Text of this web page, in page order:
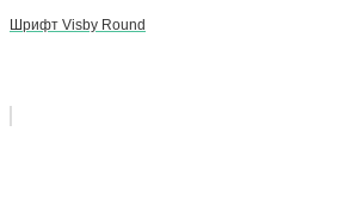
Шрифт Visby Round